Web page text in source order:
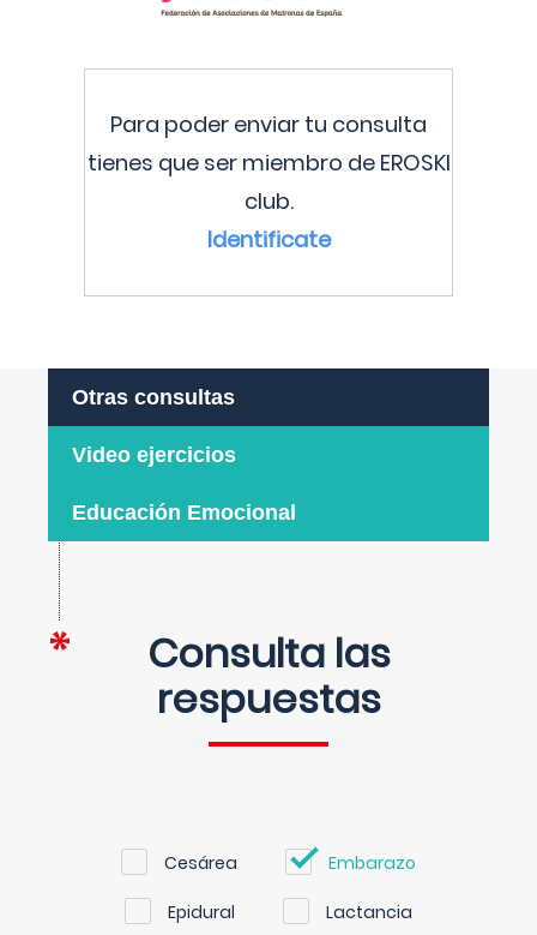
Para poder enviar tu consulta
tienes que ser miembro de EROSKI
club.
Identificate
Otras consultas
Video ejercicios
Educación Emocional
Consulta las
respuestas
Cesárea Embarazo
Epidural Lactancia